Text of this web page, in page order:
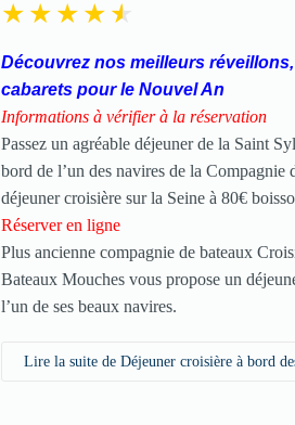
Découvrez nos meilleurs
cabarets pour le Nouvel An
Informations à vérifier à la réservation
Passez un agréable déjeuner de la Saint
bord de l’un des navires de la
déjeuner croisière sur la Seine à 80€
Réserver en ligne
Plus ancienne compagnie de bateaux
Bateaux Mouches vous propose un
l’un de ses beaux navires.
Lire la suite de Déjeuner croisière à bord